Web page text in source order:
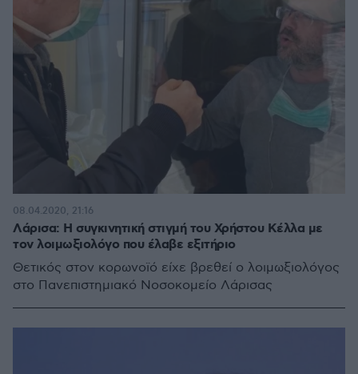
Λάρισα: Η συγκινητική στιγμή του Χρήστου Κέλλα με
τον λοιμωξιολόγο που έλαβε εξιτήριο
Θετικός στον κορωνοϊό είχε βρεθεί ο λοιμωξιολόγος
στο Πανεπιστημιακό Νοσοκομείο Λάρισας
08.04.2020, 21:16